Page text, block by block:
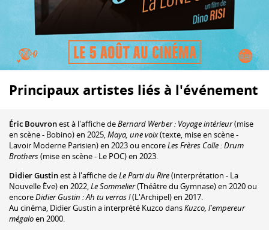
Principaux artistes liés à l'événement
Éric Bouvronest à l'affiche deBernard Werber : Voyage intérieur(mise
en scène - Bobino) en 2025, Maya, une voix(texte, mise en scène -
Lavoir Moderne Parisien) en 2023 ou encoreLes Frères Colle : Drum
Brothers(mise en scène - Le POC) en 2023.
Didier Gustinest à l'affiche deLe Parti du Rire(interprétation - La
Nouvelle Ève) en 2022,Le Sommelier(Théâtre du Gymnase) en 2020 ou
encoreDidier Gustin : Ah tu verras !(L'Archipel) en 2017.
Au cinéma, Didier Gustin a interprété Kuzco dansKuzco, l'empereur
mégaloen 2000.